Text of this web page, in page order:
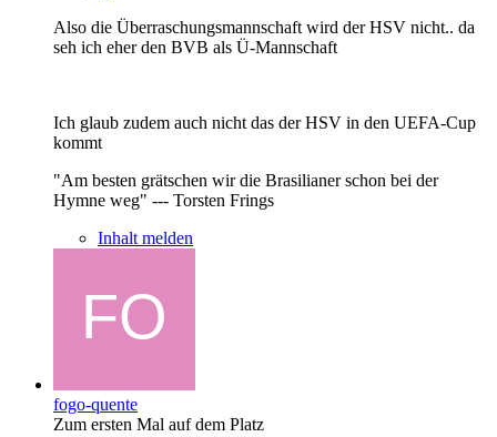
Also die Überraschungsmannschaft wird der HSV nicht.. da
seh ich eher den BVB als Ü-Mannschaft
Ich glaub zudem auch nicht das der HSV in den UEFA-Cup
kommt
"Am besten grätschen wir die Brasilianer schon bei der
Hymne weg" --- Torsten Frings
Inhalt melden
fogo-quente
Zum ersten Mal auf dem Platz